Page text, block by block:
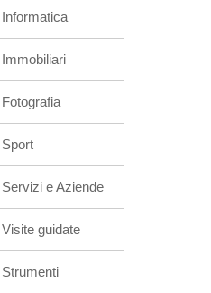
Informatica
Immobiliari
Fotografia
Sport
Servizi e Aziende
Visite guidate
Strumenti